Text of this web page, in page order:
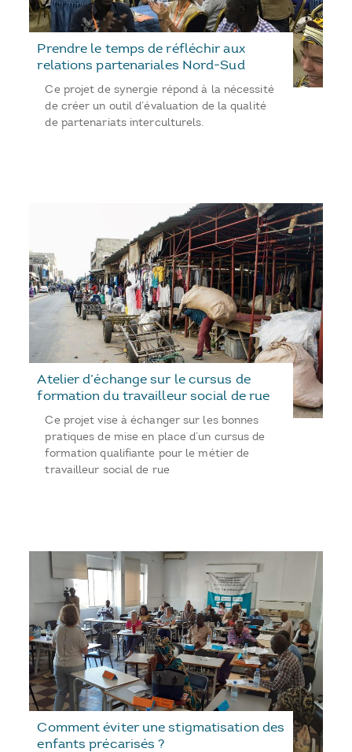
Prendre le temps de réfléchir aux
relations partenariales Nord-Sud
Ce projet de synergie répond à la nécessité
de créer un outil d’évaluation de la qualité
de partenariats interculturels.
Atelier d’échange sur le cursus de
formation du travailleur social de rue
Ce projet vise à échanger sur les bonnes
pratiques de mise en place d’un cursus de
formation qualifiante pour le métier de
travailleur social de rue
Comment éviter une stigmatisation des
enfants précarisés ?